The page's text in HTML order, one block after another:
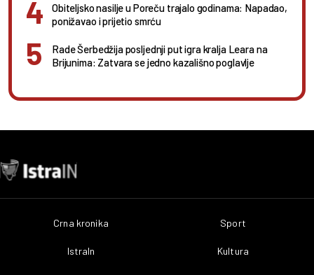
Obiteljsko nasilje u Poreču trajalo godinama: Napadao,
ponižavao i prijetio smrću
Rade Šerbedžija posljednji put igra kralja Leara na
Brijunima: Zatvara se jedno kazališno poglavlje
Crna kronika
IstraIn
Sport
Kultura